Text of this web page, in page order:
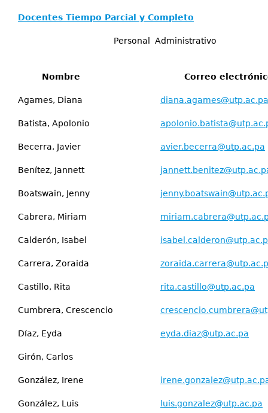
Docentes Tiempo Parcial y Completo
Personal Administrativo
Nombre
Agames, Diana
Batista, Apolonio
Becerra, Javier
Benítez, Jannett
Boatswain, Jenny
Cabrera, Miriam
Calderón, Isabel
Carrera, Zoraida
Castillo, Rita
Cumbrera, Crescencio
Díaz, Eyda
Girón, Carlos
González, Irene
González, Luis
Correo
diana.agames@utp.ac.pa
avier.becerra@utp.ac.pa
rita.castillo@utp.ac.pa
eyda.diaz@utp.ac.pa
luis.gonzalez@utp.ac.pa